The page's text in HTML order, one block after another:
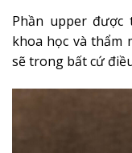
Phần upper
khoa học và thẩm
sẽ trong bất cứ